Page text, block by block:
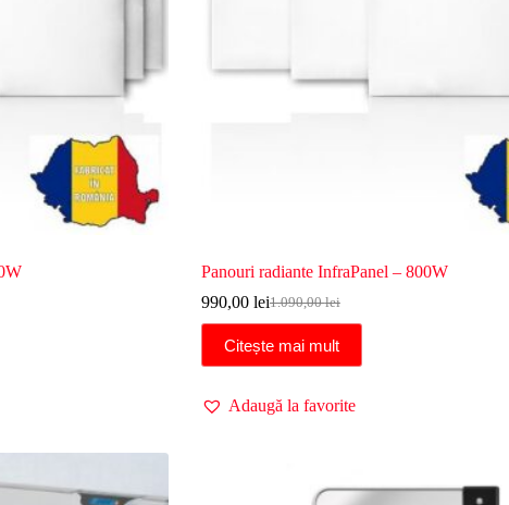
Panouri radiante InfraPanel – 800W
1.090,00lei
Prețul
inițial
a
fost:
990,00 leiPrețul
curent
este:
990,00 lei.
Citește mai mult
Adaugă la favorite